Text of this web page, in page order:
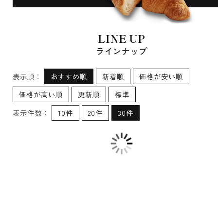
LINE UP
ラインナップ
表示順： おすすめ順 新着順
価格が安い順
価格が高い順
更新順
標準
表示件数：
10件 20件 30件